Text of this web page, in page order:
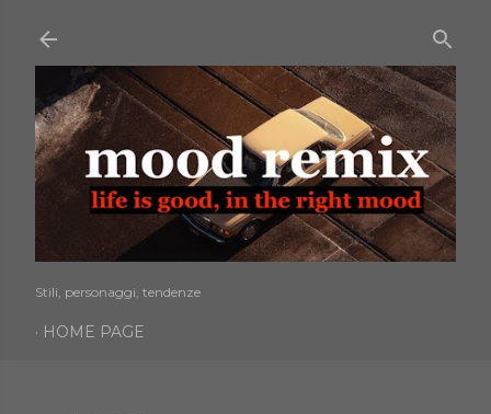
Stili, personaggi, tendenze
HOME PAGE